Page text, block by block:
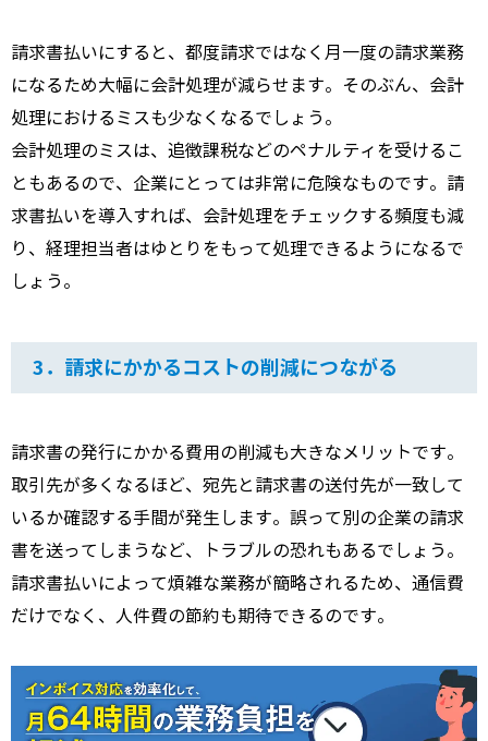
請求書払いにすると、都度請求ではなく月一度の請求業務
になるため大幅に会計処理が減らせます。そのぶん、会計
処理におけるミスも少なくなるでしょう。
会計処理のミスは、追徴課税などのペナルティを受けるこ
ともあるので、企業にとっては非常に危険なものです。請
求書払いを導入すれば、会計処理をチェックする頻度も減
り、経理担当者はゆとりをもって処理できるようになるで
しょう。
3．請求にかかるコストの削減につながる
請求書の発行にかかる費用の削減も大きなメリットです。
取引先が多くなるほど、宛先と請求書の送付先が一致して
いるか確認する手間が発生します。誤って別の企業の請求
書を送ってしまうなど、トラブルの恐れもあるでしょう。
請求書払いによって煩雑な業務が簡略されるため、通信費
だけでなく、人件費の節約も期待できるのです。